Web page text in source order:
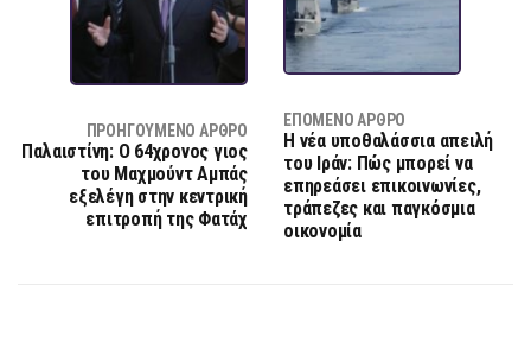
ΠΡΟΗΓΟΎΜΕΝΟ ΆΡΘΡΟ
Παλαιστίνη: Ο 64χρονος γιος
του Μαχμούντ Αμπάς
εξελέγη στην κεντρική
επιτροπή της Φατάχ
ΕΠΌΜΕΝΟ ΆΡΘΡΟ
Η νέα υποθαλάσσια απειλή
του Ιράν: Πώς μπορεί να
επηρεάσει επικοινωνίες,
τράπεζες και παγκόσμια
οικονομία